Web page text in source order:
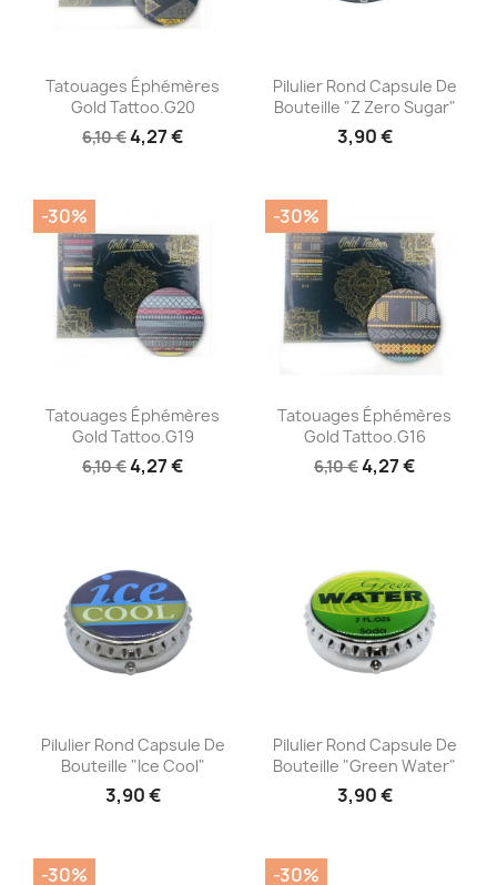
Aperçu rapide
Tatouages Éphémères
Gold Tattoo.G20
6,10 €4,27 €
Aperçu rapide
Pilulier Rond Capsule De
Bouteille "Z Zero Sugar"
3,90 €
Aperçu rapide
Tatouages Éphémères
Gold Tattoo.G19
6,10 €4,27 €
-30%
Aperçu rapide
Tatouages Éphémères
Gold Tattoo.G16
6,10 €4,27 €
-30%
Aperçu rapide
Pilulier Rond Capsule De
Bouteille "Ice Cool"
3,90 €
Aperçu rapide
Pilulier Rond Capsule De
Bouteille "Green Water"
3,90 €
-30% -30%